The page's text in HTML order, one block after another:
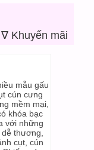
∇ Khuyến mãi